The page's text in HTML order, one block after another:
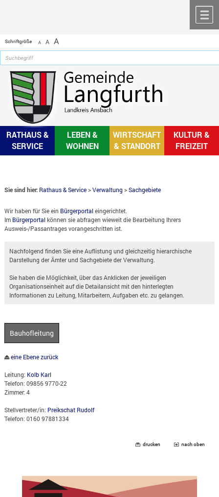
Schriftgröße A A A
RATHAUS &
SERVICE
LEBEN &
WOHNEN
WIRTSCHAFT
& STANDORT
KULTUR &
FREIZEIT
Sie sind hier: Rathaus & Service>Verwaltung >Sachgebiete
Wir haben für Sie ein Bürgerportaleingerichtet.
Im Bürgerportalkönnen sie abfragen wieweit die Bearbeitung Ihrers
Ausweis-/Passantrages vorangeschritten ist.
Nachfolgend finden Sie eine Auflistung und gleichzeitig hierarchische
Darstellung der Ämter und Sachgebiete der Verwaltung.
Sie haben die Möglichkeit, über das Anklicken der jeweiligen
Organisationseinheit auf die Detailansicht mit den hinterlegten
Informationen zu Leitung, Mitarbeitern, Aufgaben etc. zu gelangen.
Bauhofleitung
eine Ebene zurück
Leitung: Kolb Karl
Telefon: 09856 9770-22
Zimmer: 4
Stellvertreter/in: Preikschat Rudolf
Telefon: 0160 97881334
drucken nach oben